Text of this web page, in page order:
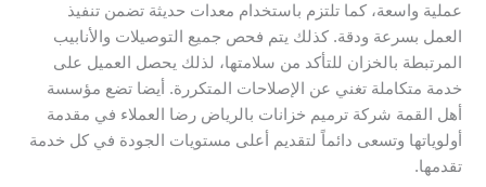
عملية واسعة، كما تلتزم باستخدام معدات حديثة تضمن تنفيذ
العمل بسرعة ودقة. كذلك يتم فحص جميع التوصيلات والأنابيب
المرتبطة بالخزان للتأكد من سلامتها، لذلك يحصل العميل على
خدمة متكاملة تغني عن الإصلاحات المتكررة. أيضا تضع مؤسسة
أهل القمة شركة ترميم خزانات بالرياض رضا العملاء في مقدمة
أولوياتها وتسعى دائماً لتقديم أعلى مستويات الجودة في كل خدمة
تقدمها.